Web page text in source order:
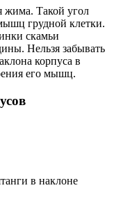
жима. Такой угол
грудной клетки.
скамьи
Нельзя забывать
корпуса в
его мышц.
в наклоне